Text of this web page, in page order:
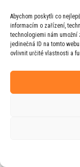
Abychom poskytli co
informacím o zařízení,
technologiemi nám
jedinečná ID na tomto
ovlivnit určité vlastnosti a
Web